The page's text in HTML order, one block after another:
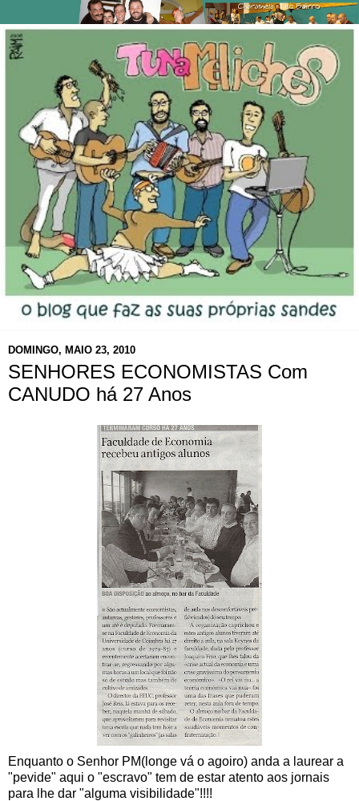
DOMINGO, MAIO 23, 2010
SENHORES ECONOMISTAS Com
CANUDO há 27 Anos
Enquanto o Senhor PM(longe vá o agoiro) anda a laurear a
"pevide" aqui o "escravo" tem de estar atento aos jornais
para lhe dar "alguma visibilidade"!!!!